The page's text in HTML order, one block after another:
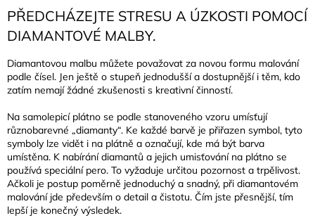
PŘEDCHÁZEJTE STRESU A ÚZKOSTI POMOCÍ
DIAMANTOVÉ MALBY.
Diamantovou malbu můžete považovat za novou formu malování
podle čísel. Jen ještě o stupeň jednodušší a dostupnější i těm, kdo
zatím nemají žádné zkušenosti s kreativní činností.
Na samolepicí plátno se podle stanoveného vzoru umísťují
různobarevné „diamanty“. Ke každé barvě je přiřazen symbol, tyto
symboly lze vidět i na plátně a označují, kde má být barva
umístěna. K nabírání diamantů a jejich umisťování na plátno se
používá speciální pero. To vyžaduje určitou pozornost a trpělivost.
Ačkoli je postup poměrně jednoduchý a snadný, při diamantovém
malování jde především o detail a čistotu. Čím jste přesnější, tím
lepší je konečný výsledek.